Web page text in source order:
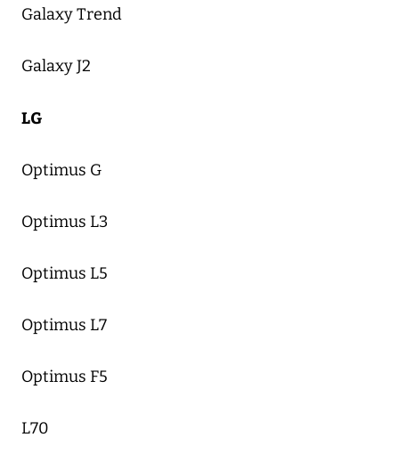
Galaxy Trend
Galaxy J2
LG
Optimus G
Optimus L3
Optimus L5
Optimus L7
Optimus F5
L70